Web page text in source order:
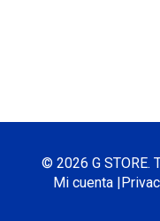
© 2026 G STORE.
Mi cuenta |